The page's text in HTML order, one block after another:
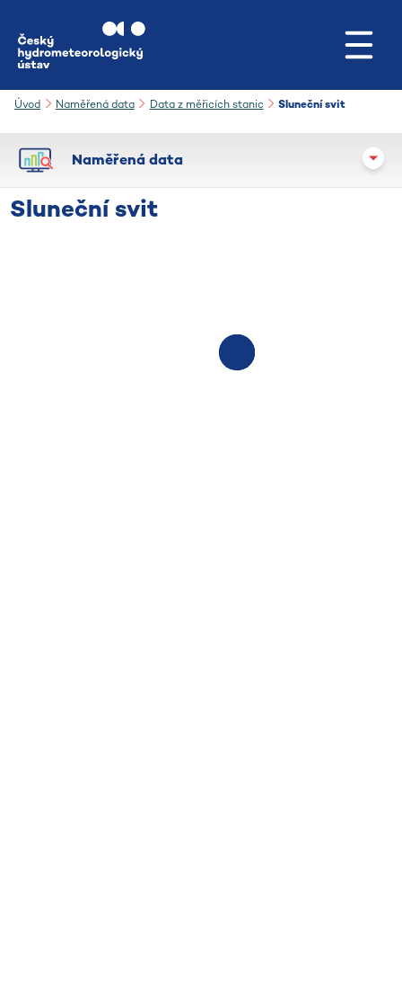
Úvod Naměřená data Data z měřicích stanic Sluneční svit
Naměřená data
Sluneční svit